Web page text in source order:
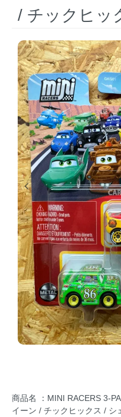
/ チックヒッ
商品名 ：MINI RACERS 3-
イーン / チックヒックス / シ